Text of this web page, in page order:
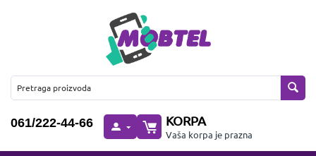
061/222-44-66 KORPA
Vaša korpa je prazna